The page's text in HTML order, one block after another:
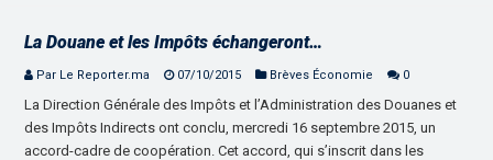
La Douane et les Impôts échangeront…
Par Le Reporter.ma 07/10/2015 Brèves Économie 0
La Direction Générale des Impôts et l’Administration des Douanes et
des Impôts Indirects ont conclu, mercredi 16 septembre 2015, un
accord-cadre de coopération. Cet accord, qui s’inscrit dans les